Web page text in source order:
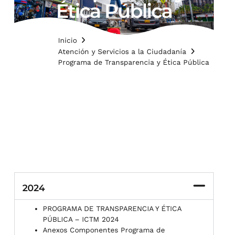
Ética Pública
Inicio
Atención y Servicios a la Ciudadanía
Programa de Transparencia y Ética Pública
2024
PROGRAMA DE TRANSPARENCIA Y ÉTICA
PÚBLICA – ICTM 2024
Anexos Componentes Programa de